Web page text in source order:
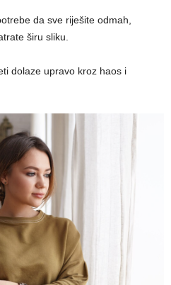
da sve riješite odmah,
širu sliku.
dolaze upravo kroz haos i